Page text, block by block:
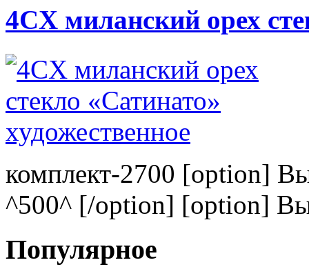
4CХ миланский орех
комплект-2700 [option]
^500^ [/option] [option]
Популярное